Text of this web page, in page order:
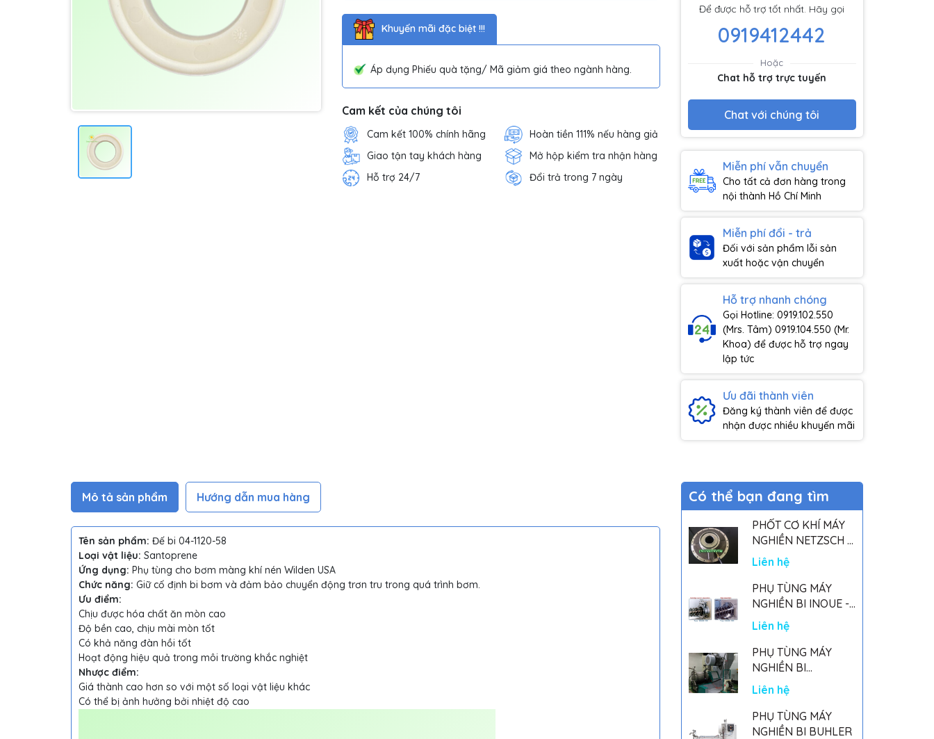
Khuyến mãi đặc biệt !!!
Áp dụng Phiếu quà tặng/ Mã giảm giá theo ngành hàng.
Cam kết của chúng tôi
Cam kết 100% chính hãng
Hoàn tiền 111% nếu hàng giả
Giao tận tay khách hàng
Mở hộp kiểm tra nhận hàng
Hỗ trợ 24/7
Đổi trả trong 7 ngày
Để được hỗ trợ tốt nhất. Hãy gọi
0919412442
Hoặc
Chat hỗ trợ trực tuyến
Chat với chúng tôi
Miễn phí vẫn chuyển
Cho tất cả đơn hàng trong
nội thành Hồ Chí Minh
Miễn phí đổi - trả
Đối với sản phẩm lỗi sản
xuất hoặc vận chuyển
Hỗ trợ nhanh chóng
Gọi Hotline: 0919.102.550
(Mrs. Tâm) 0919.104.550 (Mr.
Khoa) để được hỗ trợ ngay
lập tức
Ưu đãi thành viên
Đăng ký thành viên để được
nhận được nhiều khuyến mãi
Mô tả sản phẩm Hướng dẫn mua hàng
Tên sản phẩm: Đế bi 04-1120-58
Loại vật liệu: Santoprene
Ứng dụng: Phụ tùng cho bơm màng khí nén Wilden USA
Chức năng: Giữ cố định bi bơm và đảm bảo chuyển động trơn tru trong quá trình bơm.
Ưu điểm:
Chịu được hóa chất ăn mòn cao
Độ bền cao, chịu mài mòn tốt
Có khả năng đàn hồi tốt
Hoạt động hiệu quả trong môi trường khắc nghiệt
Nhược điểm:
Giá thành cao hơn so với một số loại vật liệu khác
Có thể bị ảnh hưởng bởi nhiệt độ cao
Có thể bạn đang tìm
PHỐT CƠ KHÍ MÁY
NGHIỀN NETZSCH -
GERMANY
Liên hệ
PHỤ TÙNG MÁY
NGHIỀN BI INOUE -
PARTS FOR MHGII-
50 MIGHTY MILL
MARK II
Liên hệ
PHỤ TÙNG MÁY
NGHIỀN BI
NETSZCH
Liên hệ
PHỤ TÙNG MÁY
NGHIỀN BI BUHLER